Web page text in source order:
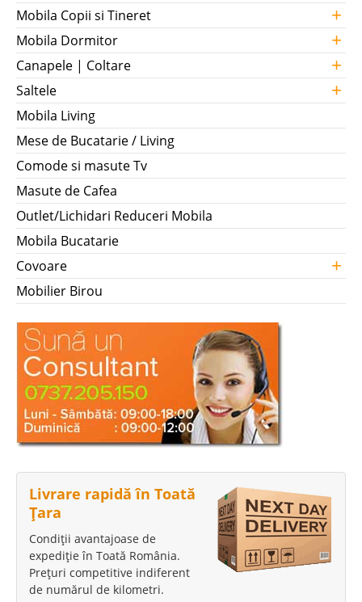
Mobila Copii si Tineret +
Mobila Dormitor +
Canapele | Coltare +
Saltele +
Mobila Living
Mese de Bucatarie / Living
Comode si masute Tv
Masute de Cafea
Outlet/Lichidari Reduceri Mobila
Mobila Bucatarie
Covoare
+
Mobilier Birou
Livrare rapidă în Toată
Țara
Condiții avantajoase de
expediție în Toată România.
Prețuri competitive indiferent
de numărul de kilometri.